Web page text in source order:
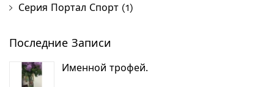
Серия Портал Спорт (1)
Последние Записи
Именной трофей.